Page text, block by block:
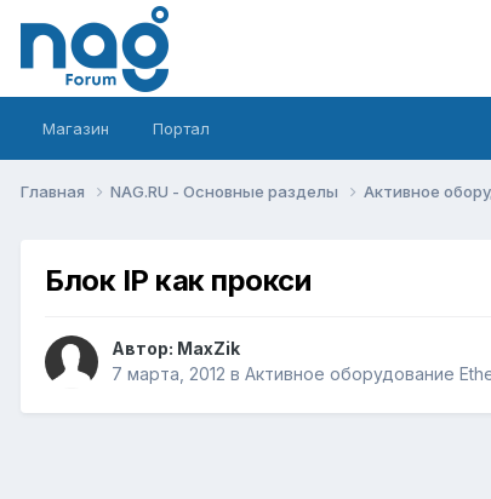
Магазин Портал
Главная NAG.RU - Основные разделы Активное
Блок IP как прокси
Автор: MaxZik
7 марта, 2012 в Активное оборудование